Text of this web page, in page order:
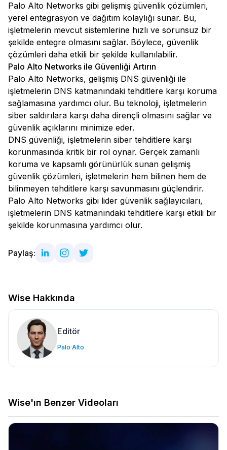
Palo Alto Networks gibi gelişmiş güvenlik çözümleri,
yerel entegrasyon ve dağıtım kolaylığı sunar. Bu,
işletmelerin mevcut sistemlerine hızlı ve sorunsuz bir
şekilde entegre olmasını sağlar. Böylece, güvenlik
çözümleri daha etkili bir şekilde kullanılabilir.
Palo Alto Networks ile Güvenliği Artırın
Palo Alto Networks, gelişmiş DNS güvenliği ile
işletmelerin DNS katmanındaki tehditlere karşı koruma
sağlamasına yardımcı olur. Bu teknoloji, işletmelerin
siber saldırılara karşı daha dirençli olmasını sağlar ve
güvenlik açıklarını minimize eder.
DNS güvenliği, işletmelerin siber tehditlere karşı
korunmasında kritik bir rol oynar. Gerçek zamanlı
koruma ve kapsamlı görünürlük sunan gelişmiş
güvenlik çözümleri, işletmelerin hem bilinen hem de
bilinmeyen tehditlere karşı savunmasını güçlendirir.
Palo Alto Networks gibi lider güvenlik sağlayıcıları,
işletmelerin DNS katmanındaki tehditlere karşı etkili bir
şekilde korunmasına yardımcı olur.
Paylaş:
Wise Hakkında
Editör
Palo Alto
Wise'ın Benzer Videoları